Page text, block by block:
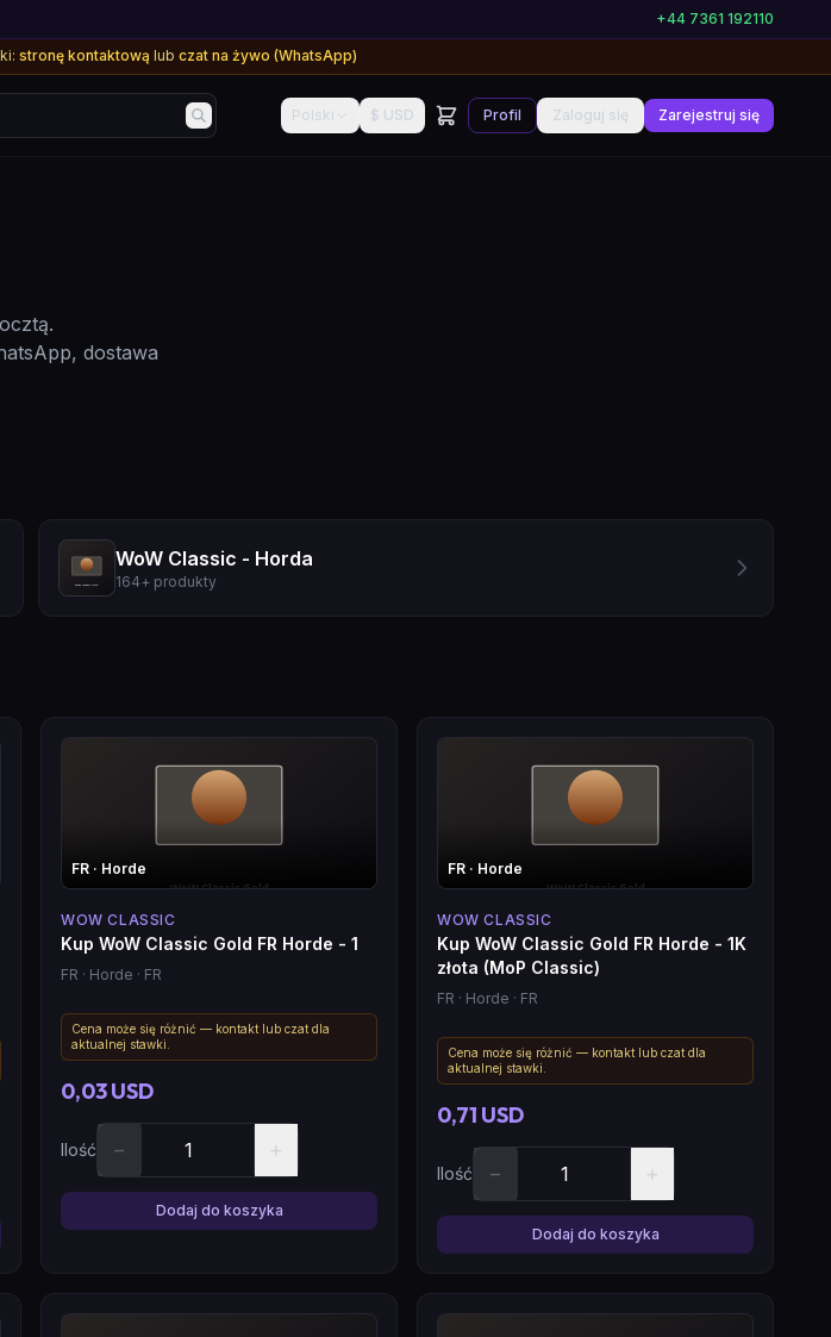
+44 7361 192110
stronę kontaktową lub czat na żywo (WhatsApp)
Polski $ USD Profil Zaloguj się Zarejestruj się
dostawa
WoW Classic - Horda
164+ produkty
FR · Horde
WOW CLASSIC
Kup WoW Classic Gold FR Horde - 1
FR · Horde · FR
Cena może się różnić — kontakt lub czat dla
aktualnej stawki.
0,03 USD
Ilość − +
Dodaj do koszyka
FR · Horde
WOW CLASSIC
Kup WoW Classic Gold FR Horde - 1K
złota (MoP Classic)
FR · Horde · FR
Cena może się różnić — kontakt lub czat dla
aktualnej stawki.
0,71 USD
Ilość − +
Dodaj do koszyka